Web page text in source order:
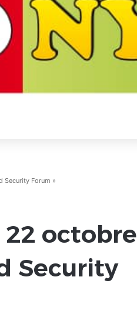
Security Forum »
22 octobre
Security